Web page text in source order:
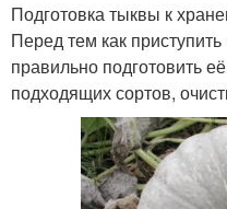
Подготовка тыквы к
Перед тем как
правильно подготовить
подходящих сортов,